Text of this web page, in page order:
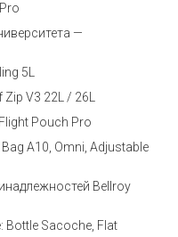
—
5L
V3 22L / 26L
Pouch Pro
A10, Omni, Adjustable
Bellroy
Sacoche, Flat